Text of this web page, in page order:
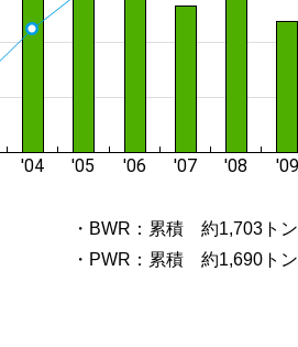
・BWR：累積 約1,703トン
・PWR：累積 約1,690トン